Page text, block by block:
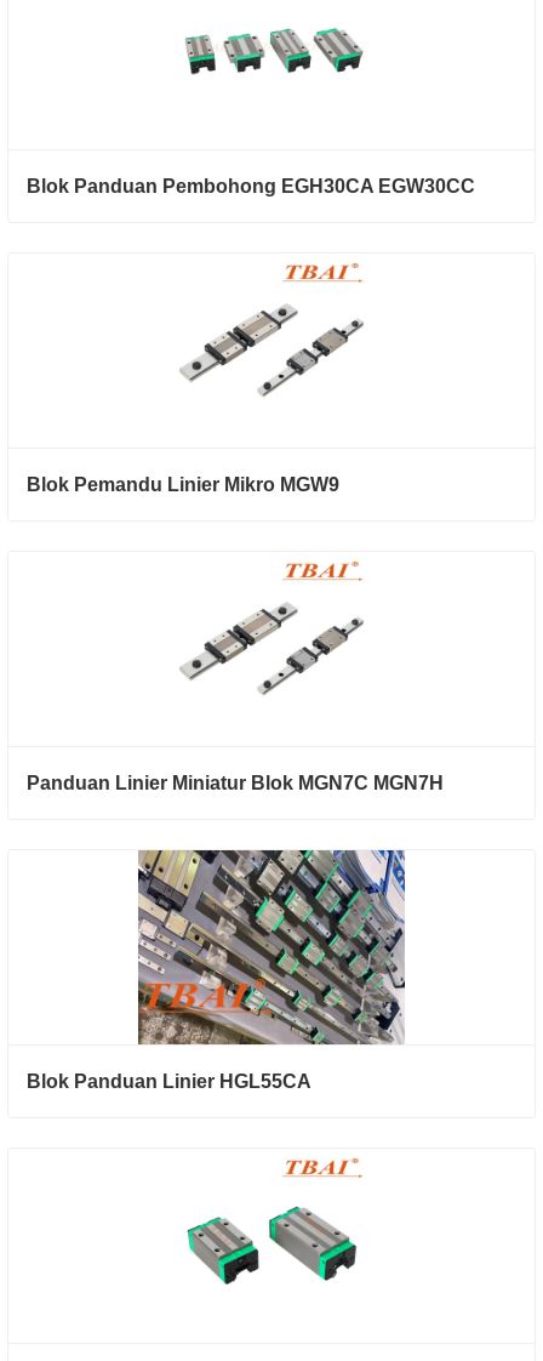
Blok Panduan Pembohong EGH30CA EGW30CC
Blok Pemandu Linier Mikro MGW9
Panduan Linier Miniatur Blok MGN7C MGN7H
Blok Panduan Linier HGL55CA